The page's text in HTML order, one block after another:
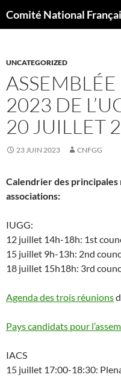
au
UNCATEGORIZED
2023 DE
20 JUILLET
23 JUIN 2023 CNFGG
Calendrier des principales
associations:
IUGG:
12 juillet 14h-18h: 1st
15 juillet 9h-13h: 2nd
18 juillet 15h18h: 3rd
Agenda des trois réunions
Pays candidats pour
IACS
15 juillet 17:00-18:30: